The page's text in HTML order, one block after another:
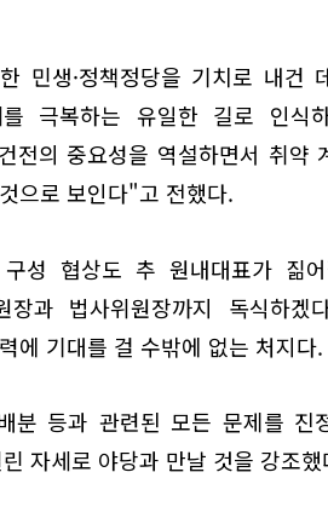
민생·정책정당을 기치로 내건
극복하는 유일한 길로 인식
의 중요성을 역설하면서 취약
으로 보인다"고 전했다.
성 협상도 추 원내대표가 짊
과 법사위원장까지 독식하겠
에 기대를 걸 수밖에 없는 처지다.
분 등과 관련된 모든 문제를 진
자세로 야당과 만날 것을 강조했